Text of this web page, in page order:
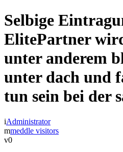
Selbige
ElitePartner
unter anderem
unter dach und
tun sein bei der
Administrator
meddle visitors
0